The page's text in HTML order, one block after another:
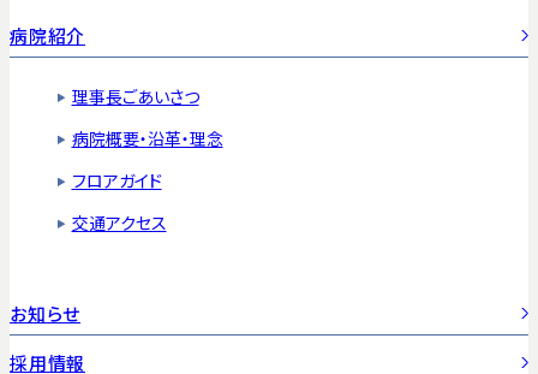
病院紹介
理事長ごあいさつ
病院概要・沿革・理念
フロアガイド
交通アクセス
お知らせ
採用情報